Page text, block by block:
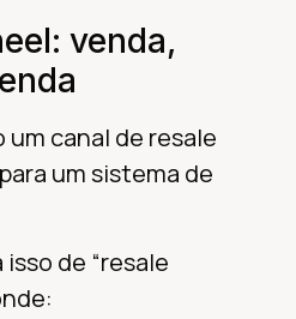
venda,
um canal de resale
um sistema de
de “resale